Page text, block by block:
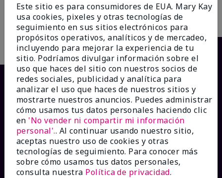
Añadir a la bolsa
¿CÓMO PODEMOS AYUDAR?
Este sitio es para consumidores de EUA. Mary Kay
usa cookies, pixeles y otras tecnologías de
seguimiento en sus sitios electrónicos para
propósitos operativos, analíticos y de mercadeo,
incluyendo para mejorar la experiencia de tu
sitio. Podríamos divulgar información sobre el
uso que haces del sitio con nuestros socios de
redes sociales, publicidad y analítica para
analizar el uso que haces de nuestros sitios y
mostrarte nuestros anuncios. Puedes administrar
cómo usamos tus datos personales haciendo clic
en 'No vender ni compartir mi información
personal'.. Al continuar usando nuestro sitio,
aceptas nuestro uso de cookies y otras
tecnologías de seguimiento. Para conocer más
sobre cómo usamos tus datos personales,
consulta nuestra Política de privacidad.